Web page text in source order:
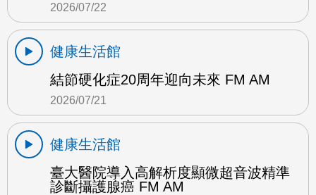
2026/07/22
健康生活館
結節硬化症20周年迎向未來 FM AM
2026/07/21
健康生活館
臺大醫院導入高解析度顯微超音波精準
診斷攝護腺癌 FM AM